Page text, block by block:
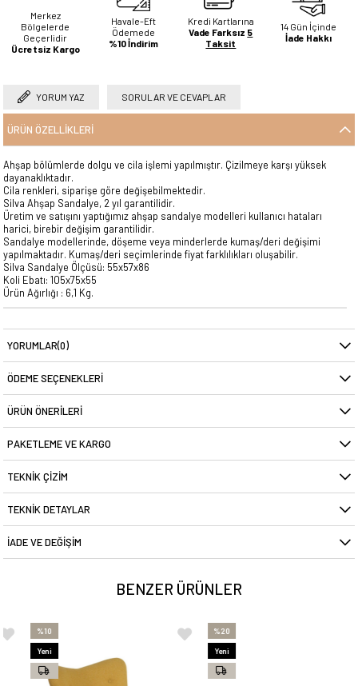
Merkez
Bölgelerde
Geçerlidir
Ücretsiz Kargo
Havale-Eft
Ödemede
%10 İndirim
Kredi Kartlarına
Vade Farksız 5
Taksit
14 Gün İçinde
İade Hakkı
YORUM YAZ SORULAR VE CEVAPLAR
ÜRÜN ÖZELLIKLERI
Ahşap bölümlerde dolgu ve cila işlemi yapılmıştır. Çizilmeye karşı yüksek
dayanaklıktadır.
Cila renkleri, siparişe göre değişebilmektedir.
Silva Ahşap Sandalye, 2 yıl garantilidir.
Üretim ve satışını yaptığımız ahşap sandalye modelleri kullanıcı hataları
harici, birebir değişim garantilidir.
Sandalye modellerinde, döşeme veya minderlerde kumaş/deri değişimi
yapılmaktadır. Kumaş/deri seçimlerinde fiyat farklılıkları oluşabilir.
Silva Sandalye Ölçüsü: 55x57x86
Koli Ebatı: 105x75x55
Ürün Ağırlığı : 6,1 Kg.
YORUMLAR(0)
ÖDEME SEÇENEKLERI
ÜRÜN ÖNERILERI
PAKETLEME VE KARGO
TEKNIK ÇIZIM
TEKNIK DETAYLAR
İADE VE DEĞIŞIM
BENZER ÜRÜNLER
%20